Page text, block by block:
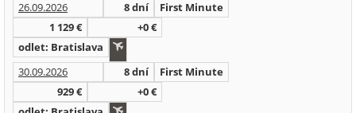
26.09.2026 8 dní
First Minute
1 129 €
+0 €
odlet: Bratislava
30.09.2026
8 dní
First Minute
929 €
+0 €